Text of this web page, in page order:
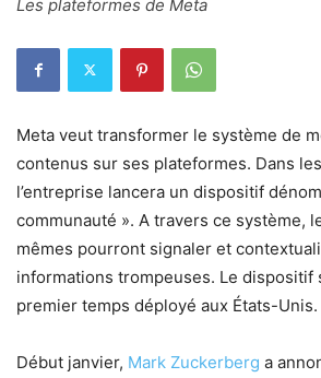
Les plateformes de Meta
Meta veut transformer le système de
contenus sur ses plateformes. Dans
l’entreprise lancera un dispositif
communauté ». A travers ce système,
mêmes pourront signaler et
informations trompeuses. Le dispositif
premier temps déployé aux États-Unis.
Début janvier, Mark Zuckerberg a